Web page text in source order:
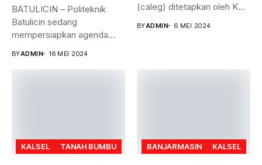
BATULICIN – Politeknik
Batulicin sedang
mempersiapkan agenda
BYADMIN 16 MEI 2024
(caleg) ditetapkan oleh KPU
BYADMIN 6 MEI 2024
KALSEL TANAH BUMBU BANJARMASIN KALSEL